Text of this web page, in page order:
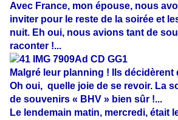
Avec France, mon épouse, nous
inviter pour le reste de la soirée et
nuit. Eh oui, nous avions tant de
raconter !...
Malgré leur planning ! Ils décidèrent
Oh oui, quelle joie de se revoir. La
de souvenirs « BHV » bien sûr !...
Le lendemain matin, mercredi, était